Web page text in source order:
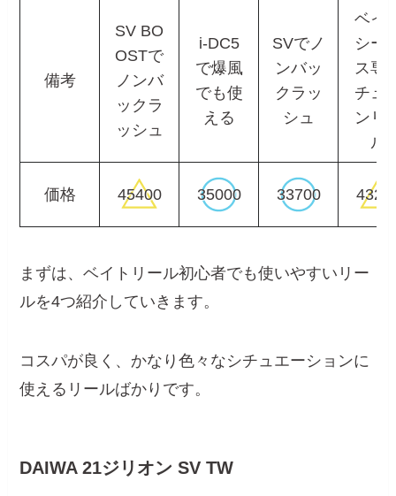
備考
SV BO
OSTで
ノンバ
ックラ
ッシュ
i-DC5
で爆風
でも使
える
SVでノ
ンバッ
クラッ
シュ
ベイ
シー
ス専
チュ
ンリ
ル
価格 45400 35000 33700
まずは、ベイトリール初心者でも使いやすいリー
ルを4つ紹介していきます。
コスパが良く、かなり色々なシチュエーションに
使えるリールばかりです。
DAIWA 21ジリオン SV TW